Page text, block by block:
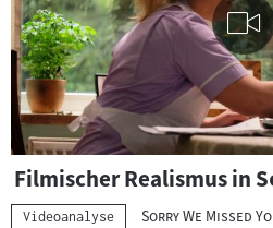
Visuelle
Inhalte
abspielen
Filmischer Realismus in "
Kategorie:
Videoanalyse "
Sorry We Missed